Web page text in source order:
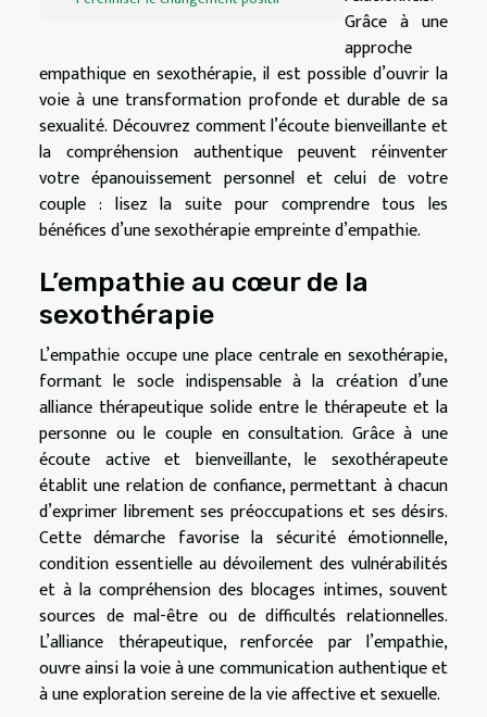
Grâce à une
approche
empathique en sexothérapie, il est possible d’ouvrir la
voie à une transformation profonde et durable de sa
sexualité. Découvrez comment l’écoute bienveillante et
la compréhension authentique peuvent réinventer
votre épanouissement personnel et celui de votre
couple : lisez la suite pour comprendre tous les
bénéfices d’une sexothérapie empreinte d’empathie.
L’empathie au cœur de la
sexothérapie
L’empathie occupe une place centrale en sexothérapie,
formant le socle indispensable à la création d’une
alliance thérapeutique solide entre le thérapeute et la
personne ou le couple en consultation. Grâce à une
écoute active et bienveillante, le sexothérapeute
établit une relation de confiance, permettant à chacun
d’exprimer librement ses préoccupations et ses désirs.
Cette démarche favorise la sécurité émotionnelle,
condition essentielle au dévoilement des vulnérabilités
et à la compréhension des blocages intimes, souvent
sources de mal-être ou de difficultés relationnelles.
L’alliance thérapeutique, renforcée par l’empathie,
ouvre ainsi la voie à une communication authentique et
à une exploration sereine de la vie affective et sexuelle.